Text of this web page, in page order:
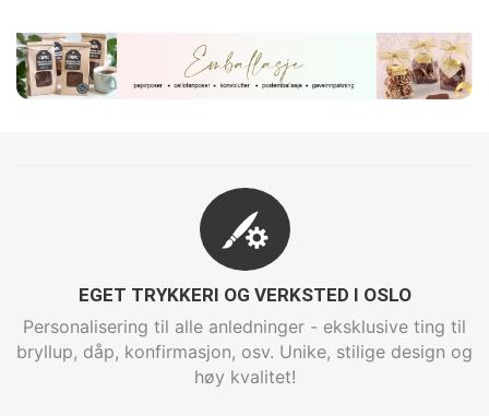
EGET TRYKKERI OG VERKSTED I OSLO
Personalisering til alle anledninger - eksklusive ting til
bryllup, dåp, konfirmasjon, osv. Unike, stilige design og
høy kvalitet!